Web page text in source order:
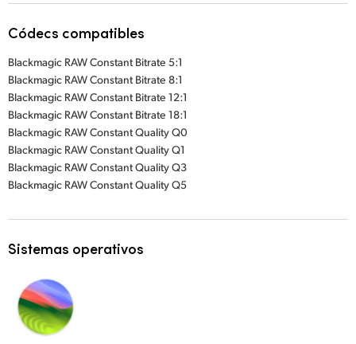
Chinese Taipei
Turkey
UAE
Ukraine
United Kingdom
Códecs compatibles
Blackmagic RAW Constant Bitrate 5:1
Blackmagic RAW Constant Bitrate 8:1
Blackmagic RAW Constant Bitrate 12:1
Blackmagic RAW Constant Bitrate 18:1
Blackmagic RAW Constant Quality Q0
Blackmagic RAW Constant Quality Q1
Blackmagic RAW Constant Quality Q3
Blackmagic RAW Constant Quality Q5
Sistemas operativos